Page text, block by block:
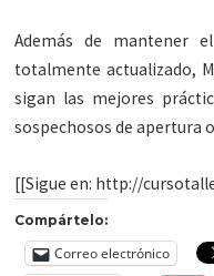
Además de mantener
totalmente actualizado,
sigan las mejores
sospechosos de apertura
[[Sigue en: http://
Compártelo:
Correo electrónico